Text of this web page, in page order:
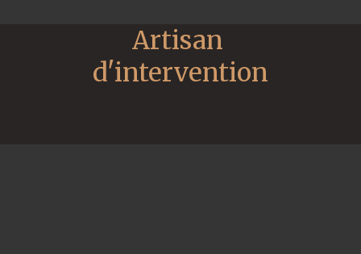
Artisan
d'intervention